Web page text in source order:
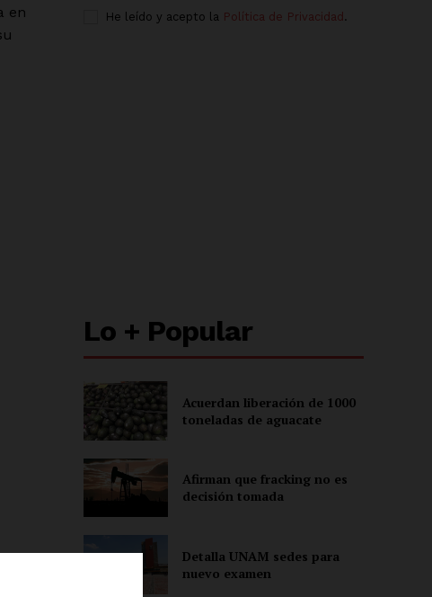
en
He leído y acepto la Política de Privacidad .
Lo + Popular
Acuerdan liberación de 1000
toneladas de aguacate
Afirman que fracking no es
decisión tomada
Detalla UNAM sedes para
nuevo examen